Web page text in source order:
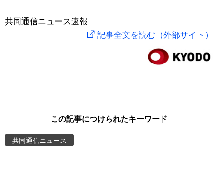
社会
旅と暮らし
暮らし
共同通信ニュース速報
記事全文を読む（外部サイト）
この記事につけられたキーワード
共同通信ニュース